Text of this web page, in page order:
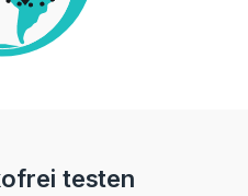
testen